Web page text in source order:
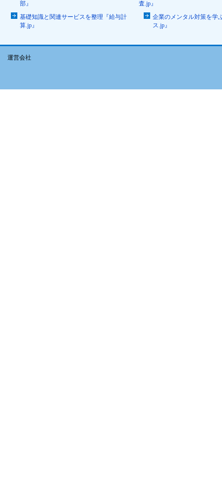
部』
査.jp』
基礎知識と関連サービスを整理『給与計
算.jp』
企業のメンタル対策を学
ス.jp』
運営会社